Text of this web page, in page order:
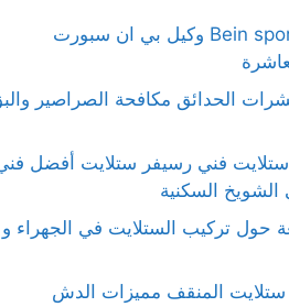
Bein sport Kuwait وكيل بي ان سبورت
الحدائق مكافحة الصراصير
ستلايت فني رسيفر ستلايت أفضل
السكنية
حول تركيب الستلايت في الجهراء و
ستلايت المنقف مميزات الدش